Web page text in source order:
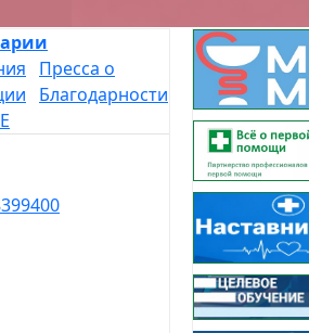
Пресса о
Благодарности
399400